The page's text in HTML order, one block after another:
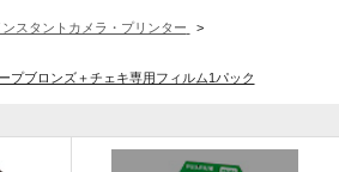
ンスタントカメラ・プリンター
>
プブロンズ＋チェキ専用フィルム1パック